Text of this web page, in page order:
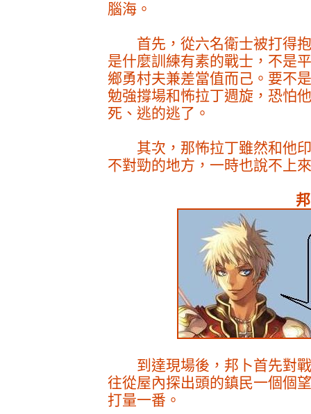
腦海。
首先，從六名衛士被打得抱
是什麼訓練有素的戰士，不是
鄉勇村夫兼差當值而己。要不
勉強撐場和怖拉丁週旋，恐怕
死、逃的逃了。
其次，那怖拉丁雖然和他印
不對勁的地方，一時也說不上
到達現場後，邦卜首先對戰
往從屋內探出頭的鎮民一個個
打量一番。